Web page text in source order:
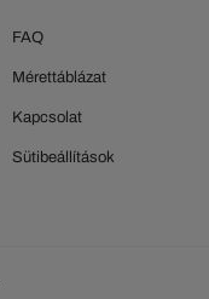
FAQ
Mérettáblázat
Kapcsolat
Sütibeállítások